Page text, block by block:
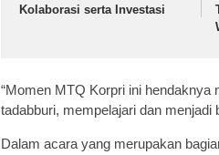
Kolaborasi serta Investasi
“Momen MTQ Korpri ini
tadabburi, mempelajari dan menjadi
Dalam acara yang merupakan